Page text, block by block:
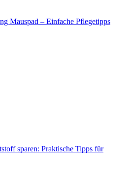
Mauspad – Einfache Pflegetipps
sparen: Praktische Tipps für